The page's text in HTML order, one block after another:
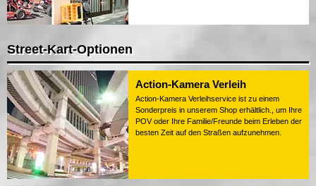
Street-Kart-Optionen
Action-Kamera Verleih
Action-Kamera Verleihservice ist zu einem
Sonderpreis in unserem Shop erhältlich., um Ihre
POV oder Ihre Familie/Freunde beim Erleben der
besten Zeit auf den Straßen aufzunehmen.